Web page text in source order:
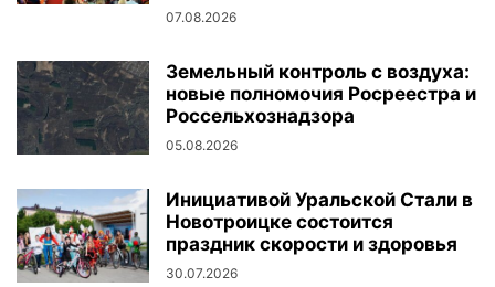
07.08.2026
Земельный контроль с воздуха:
новые полномочия Росреестра и
Россельхознадзора
05.08.2026
Инициативой Уральской Стали в
Новотроицке состоится
праздник скорости и здоровья
30.07.2026